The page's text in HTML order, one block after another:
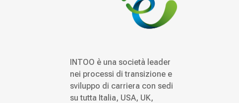
INTOO è una società leader
nei processi di transizione e
sviluppo di carriera con sedi
su tutta Italia, USA, UK,